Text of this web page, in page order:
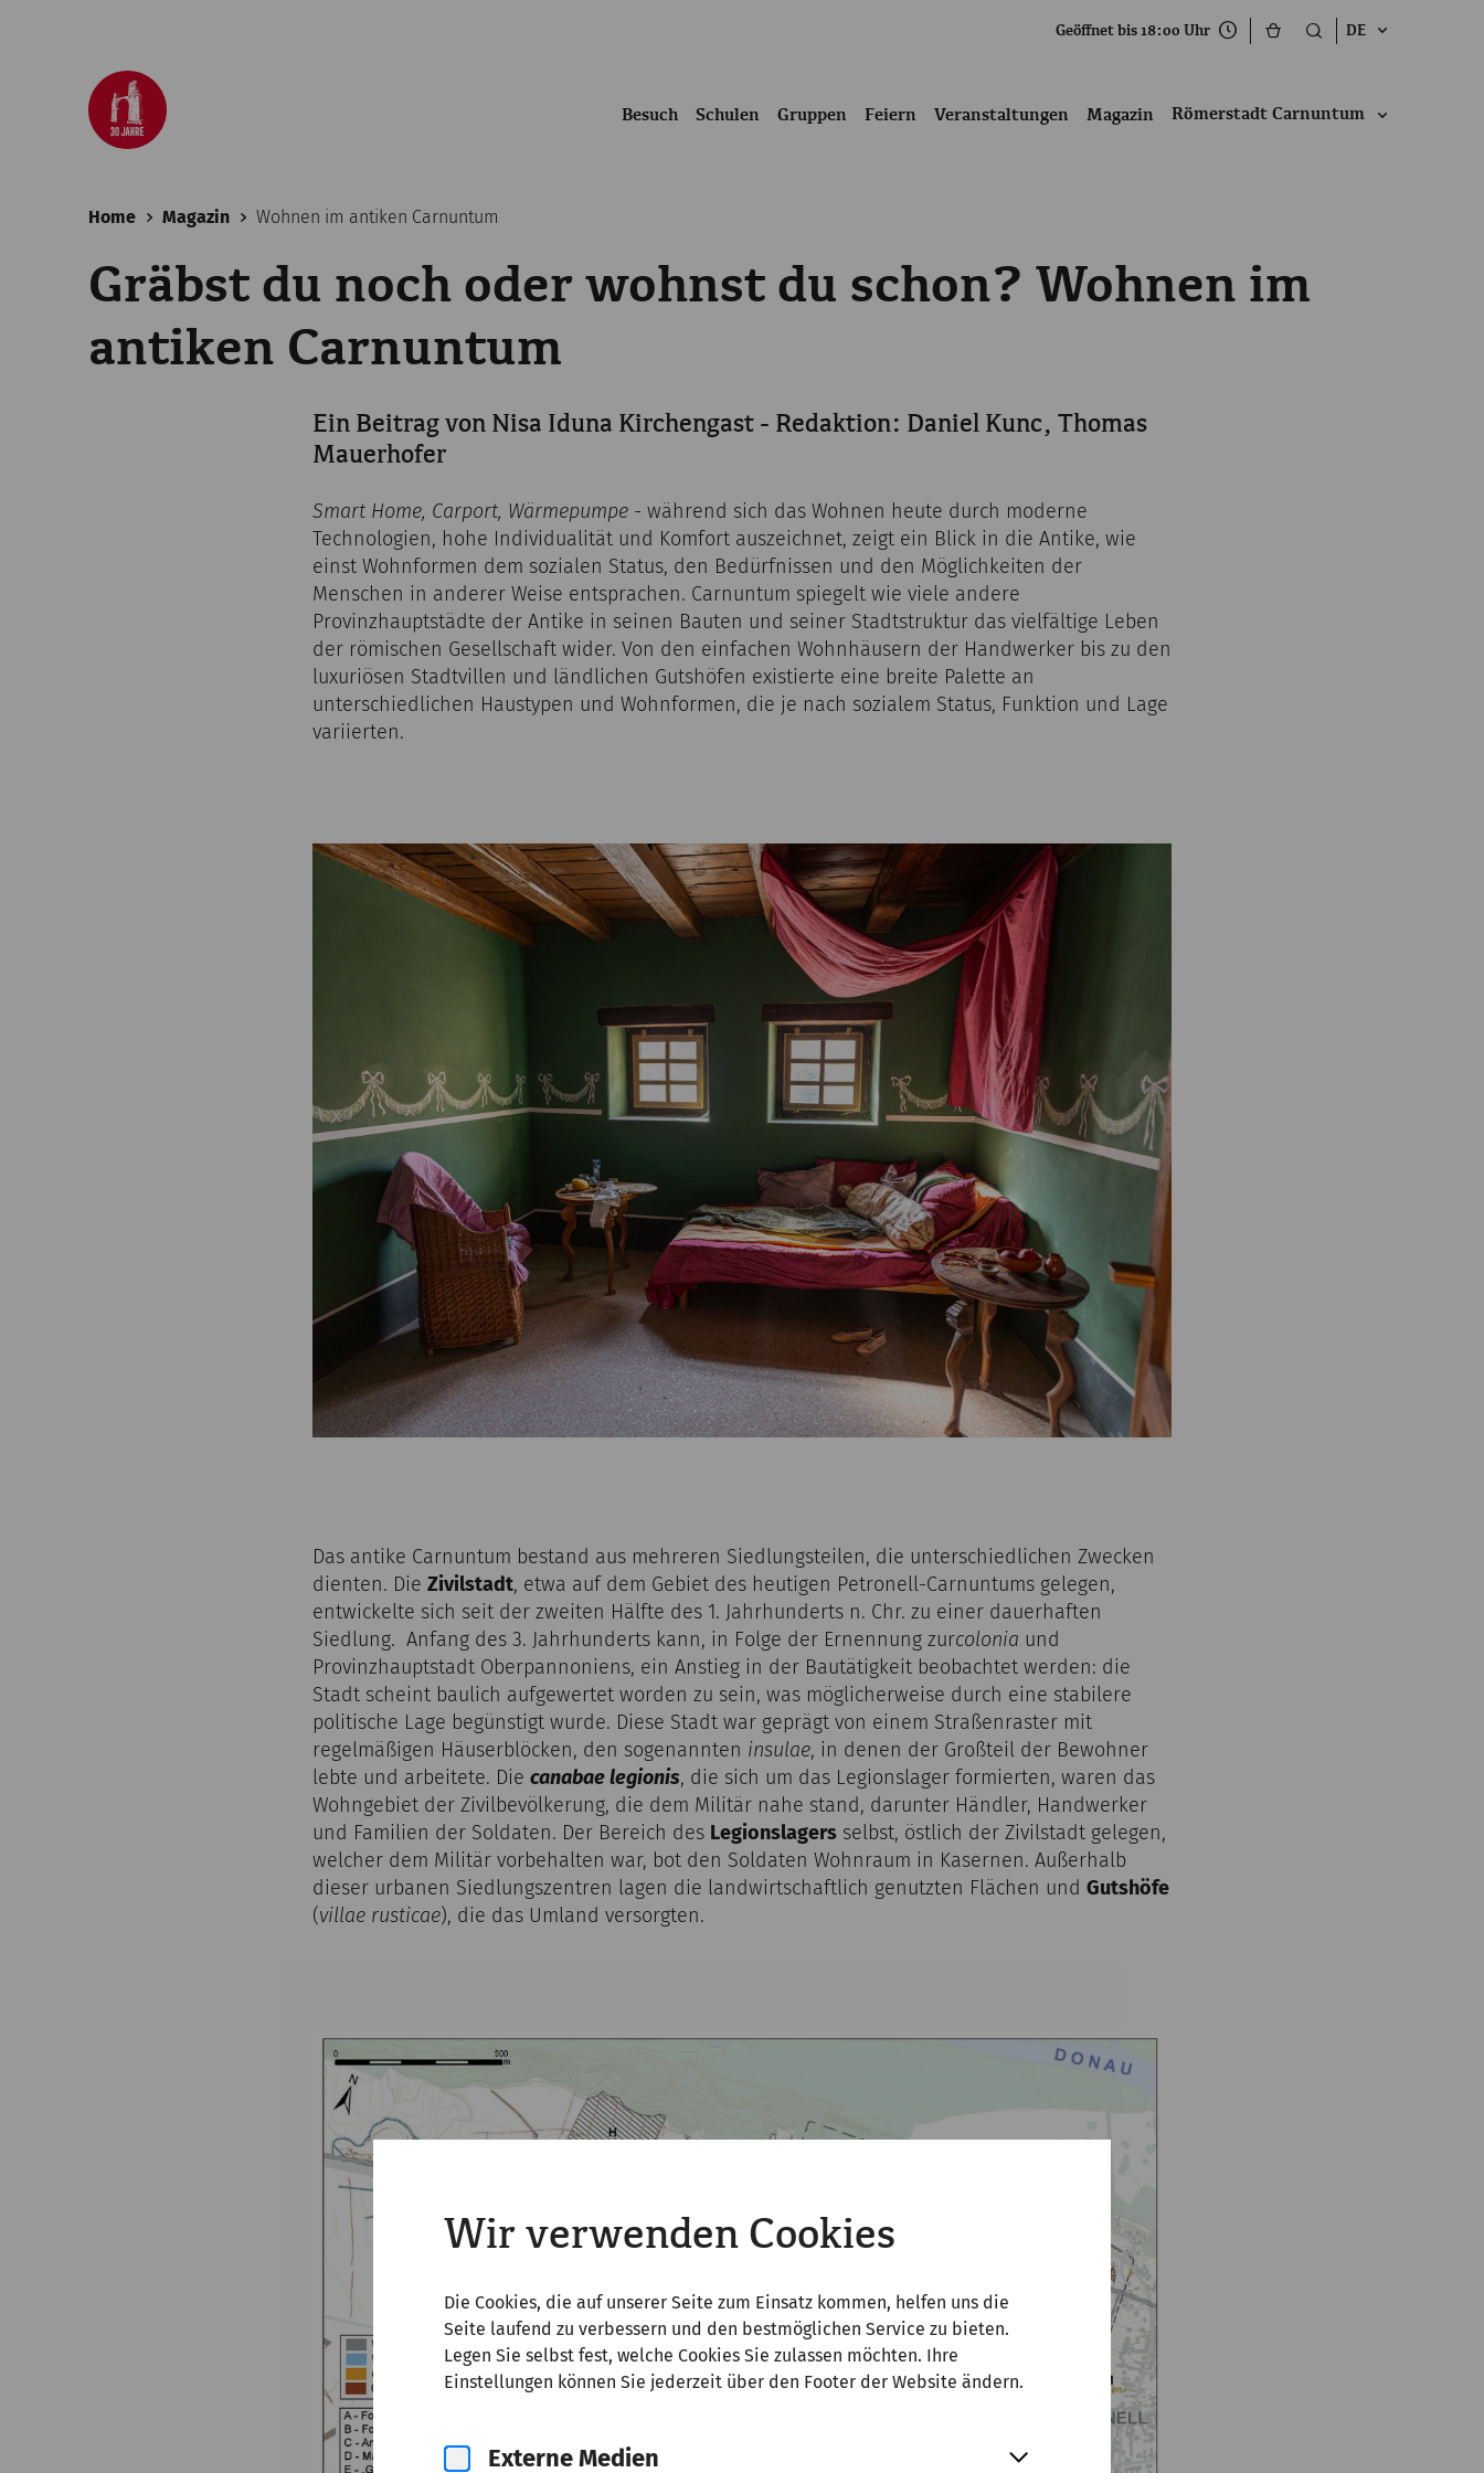
Wir verwenden Cookies
Die Cookies, die auf unserer Seite zum Einsatz kommen, helfen uns die
Seite laufend zu verbessern und den bestmöglichen Service zu bieten.
Legen Sie selbst fest, welche Cookies Sie zulassen möchten. Ihre
Einstellungen können Sie jederzeit über den Footer der Website ändern.
Externe Medien
Geöffnet bis 18:00 Uhr DE
Besuch Schulen Gruppen Feiern Veranstaltungen Magazin Römerstadt Carnuntum
Home Magazin Wohnen im antiken Carnuntum
Gräbst du noch oder wohnst du schon? Wohnen im
antiken Carnuntum
Ein Beitrag von Nisa Iduna Kirchengast - Redaktion: Daniel Kunc, Thomas
Mauerhofer
Smart Home, Carport, Wärmepumpe- während sich das Wohnen heute durch moderne
Technologien, hohe Individualität und Komfort auszeichnet, zeigt ein Blick in die Antike, wie
einst Wohnformen dem sozialen Status, den Bedürfnissen und den Möglichkeiten der
Menschen in anderer Weise entsprachen. Carnuntum spiegelt wie viele andere
Provinzhauptstädte der Antike in seinen Bauten und seiner Stadtstruktur das vielfältige Leben
der römischen Gesellschaft wider. Von den einfachen Wohnhäusern der Handwerker bis zu den
luxuriösen Stadtvillen und ländlichen Gutshöfen existierte eine breite Palette an
unterschiedlichen Haustypen und Wohnformen, die je nach sozialem Status, Funktion und Lage
variierten.
Das antike Carnuntum bestand aus mehreren Siedlungsteilen, die unterschiedlichen Zwecken
dienten. Die Zivilstadt, etwa auf dem Gebiet des heutigen Petronell-Carnuntums gelegen,
entwickelte sich seit der zweiten Hälfte des 1. Jahrhunderts n. Chr. zu einer dauerhaften
Siedlung. Anfang des 3. Jahrhunderts kann, in Folge der Ernennung zurcolonia und
Provinzhauptstadt Oberpannoniens, ein Anstieg in der Bautätigkeit beobachtet werden: die
Stadt scheint baulich aufgewertet worden zu sein, was möglicherweise durch eine stabilere
politische Lage begünstigt wurde. Diese Stadt war geprägt von einem Straßenraster mit
regelmäßigen Häuserblöcken, den sogenannten insulae, in denen der Großteil der Bewohner
lebte und arbeitete. Die canabae legionis, die sich um das Legionslager formierten, waren das
Wohngebiet der Zivilbevölkerung, die dem Militär nahe stand, darunter Händler, Handwerker
und Familien der Soldaten. Der Bereich des Legionslagersselbst, östlich der Zivilstadt gelegen,
welcher dem Militär vorbehalten war, bot den Soldaten Wohnraum in Kasernen. Außerhalb
dieser urbanen Siedlungszentren lagen die landwirtschaftlich genutzten Flächen und Gutshöfe
(villae rusticae), die das Umland versorgten.